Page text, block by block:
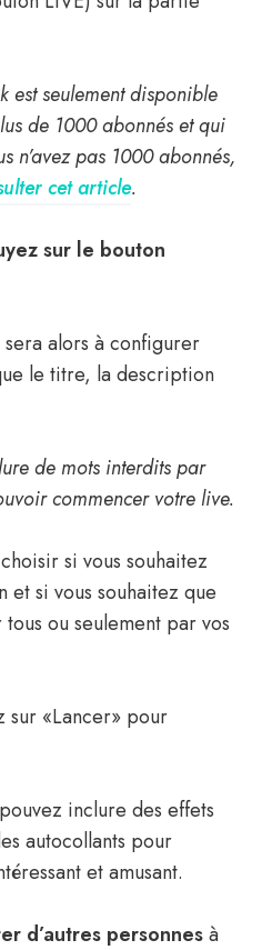
est seulement disponible
de 1000 abonnés et qui
n’avez pas 1000 abonnés,
cet article.
sur le bouton
alors à configurer
le titre, la description
de mots interdits par
commencer votre live.
si vous souhaitez
si vous souhaitez que
ou seulement par vos
sur «Lancer» pour
inclure des effets
autocollants pour
et amusant.
d’autres personnesà